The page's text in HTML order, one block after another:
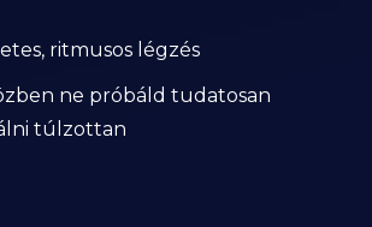
ritmusos légzés
ne próbáld tudatosan
túlzottan